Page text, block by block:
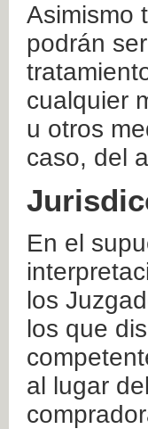
Asimismo
podrán
cualquier
u otros
caso, del
En el
los
los que
al lugar